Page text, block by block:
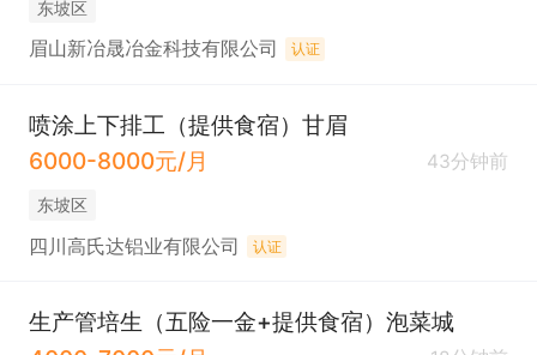
东坡区
眉山新冶晟冶金科技有限公司 认证
喷涂上下排工（提供食宿）甘眉
6000-8000元/月
43分钟前
东坡区
四川高氏达铝业有限公司 认证
生产管培生（五险一金+提供食宿）泡菜城